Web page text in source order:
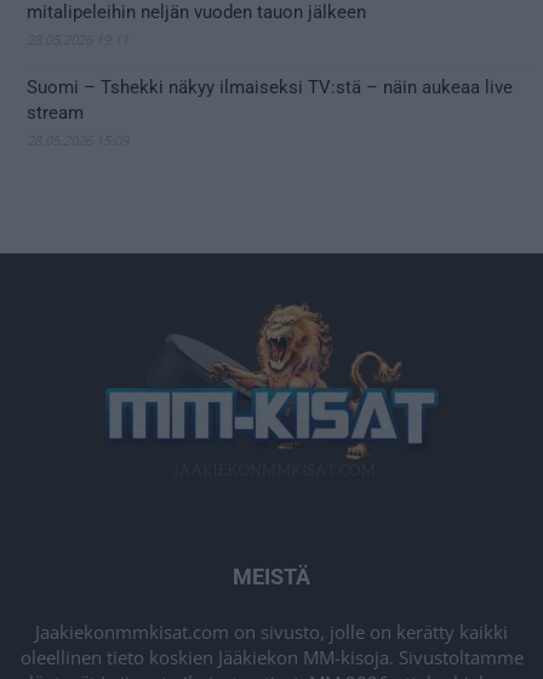
mitalipeleihin neljän vuoden tauon jälkeen
Suomi – Tshekki näkyy ilmaiseksi TV:stä – näin aukeaa live
stream
MEISTÄ
Jaakiekonmmkisat.com on sivusto, jolle on kerätty kaikki
oleellinen tieto koskien Jääkiekon MM-kisoja. Sivustoltamme